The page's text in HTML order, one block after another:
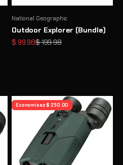
National Geographic
Outdoor Explorer (Bundle)
Prix de vente
$ 99.98Prix normal
$ 199.98
Economisez $ 250.00